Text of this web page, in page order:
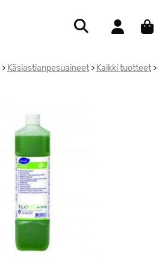
> Käsiastianpesuaineet > Kaikki tuotteet >